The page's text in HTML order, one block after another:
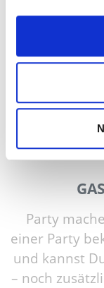
Party
einer Party
und kannst
– noch